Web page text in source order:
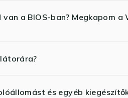
a BIOS-ban? Megkapom a
és egyéb